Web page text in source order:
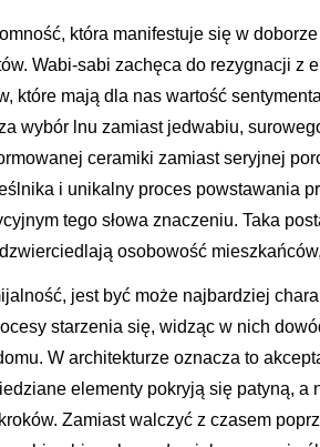
która manifestuje się w
Wabi-sabi zachęca do rezygnacji z
które mają dla nas wartość
wybór lnu zamiast jedwabiu,
ceramiki zamiast seryjnej
i unikalny proces powstawania
tego słowa znaczeniu. Taka
osobowość
jest być może najbardziej
starzenia się, widząc w nich
W architekturze oznacza to
elementy pokryją się patyną,
Zamiast walczyć z czasem